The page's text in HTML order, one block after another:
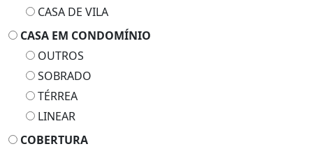
CASA DE VILA
CASA EM CONDOMÍNIO
OUTROS
SOBRADO
TÉRREA
LINEAR
COBERTURA